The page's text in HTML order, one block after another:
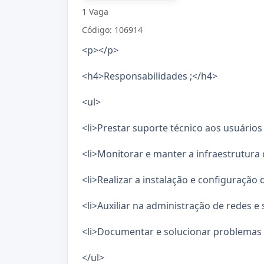
1 Vaga
Código: 106914
<p></p>
<h4>Responsabilidades ;</h4>
<ul>
<li>Prestar suporte técnico aos
<li>Monitorar e manter a infraestrutura
<li>Realizar a instalação e
<li>Auxiliar na administração de redes e
<li>Documentar e solucionar
</ul>